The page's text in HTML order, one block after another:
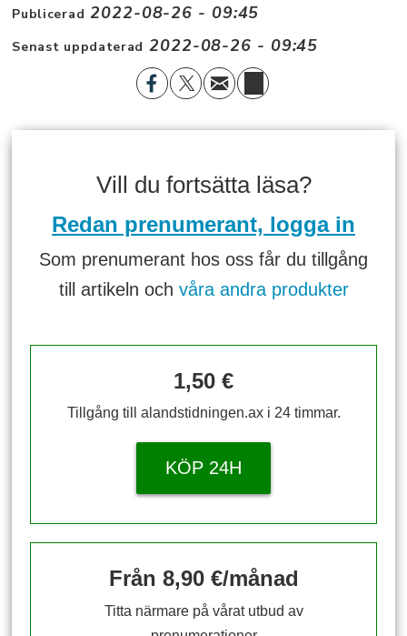
Publicerad 2022-08-26 - 09:45
Senast uppdaterad 2022-08-26 - 09:45
Vill du fortsätta läsa?
Redan prenumerant, logga in
Som prenumerant hos oss får du tillgång
till artikeln och våra andra produkter
1,50 €
Tillgång till alandstidningen.ax i 24 timmar.
KÖP 24H
Från 8,90 €/månad
Titta närmare på vårat utbud av